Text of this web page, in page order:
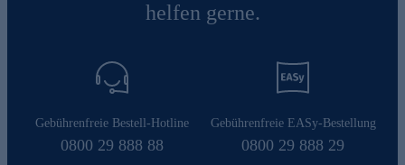
helfen gerne.
Gebührenfreie Bestell-Hotline
0800 29 888 88
Gebührenfreie EASy-Bestellung
0800 29 888 29